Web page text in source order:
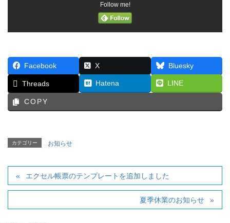
Follow me!
Facebook X Bluesky
Threads Hatena LINE
COPY
カテゴリー お知らせ
エクセル帳票のテンプレートを追加しました
夏季休業のお知らせ